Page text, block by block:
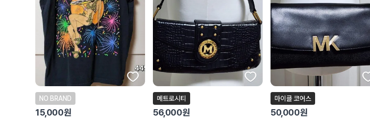
NO BRAND
15,000원
메트로시티
56,000원
마이클 코어스
50,000원